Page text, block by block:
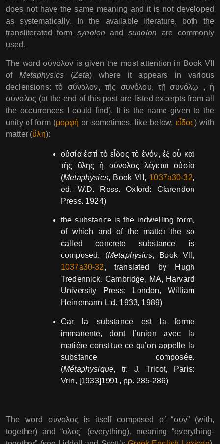
does not have the same meaning and it is not developed
as systematically. In the available literature, both the
transliterated formsynolon and sunolon are commonly
used.
The word σύνολον is given the most attention in Book VII
ofMetaphysics (Zeta) where it appears in various
declensions: τὸ σύνολον, τῆς συνόλου, τῇ συνόλῳ , ἡ
σύνολος (at the end of this post are listed excerpts from all
the occurrences I could find). It is the name given to the
unity of form (μορφή or sometimes, like below, εἶδος) with
matter (ὕλη):
οὐσία ἐστὶ τὸ εἶδος τὸ ἐνόν, ἐξ οὗ καὶ
τῆς ὕλης ἡ σύνολος λέγεται οὐσία
(Metaphysics, Book VII, 1037a30-32,
ed. W.D. Ross. Oxford: Clarendon
Press. 1924)
the substance is the indwelling form,
of which and of the matter the so
called concrete substance is
composed. (Metaphysics, Book VII,
1037a30-32, translated by Hugh
Tredennick. Cambridge, MA, Harvard
University Press; London, William
Heinemann Ltd. 1933, 1989)
Car la substance est la forme
immanente, dont l’union avec la
matière constitue ce qu’on appelle la
substance composée.
(Métaphysique, tr. J. Tricot, Paris:
Vrin, [1933]1991, pp. 285-286)
The word σύνολος is itself composed of “σύν” (with,
together) and “ολος” (everything), meaning “everything-